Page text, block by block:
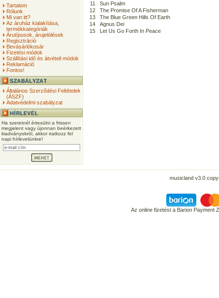
Tartalom
Rólunk
Mi van itt?
Az áruház kialakítása,
termékkategóriák
Árutípusok, árujelölések
Regisztráció
Bevásárlókosár
Fizetési módok
Szállítási idő és átvételi módok
Reklamáció
Fontos!
Általános Szerződési Feltételek
(ÁSZF)
Adatvédelmi szabályzat
Ha szeretnél értesülni a frissen
megjelent vagy újonnan beérkezett
kiadványokról, akkor iratkozz fel
napi hírlevelünkre!
11
Sun Psalm
12
The Promise Of A Fisherman
13
The Blue Green Hills Of Earth
14
Agnus Dei
15
Let Us Go Forth In Peace
musicland v3.0
Az online fizetést a Barion Payment